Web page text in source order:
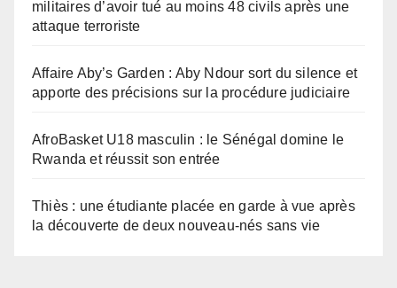
militaires d’avoir tué au moins 48 civils après une
attaque terroriste
Affaire Aby’s Garden : Aby Ndour sort du silence et
apporte des précisions sur la procédure judiciaire
AfroBasket U18 masculin : le Sénégal domine le
Rwanda et réussit son entrée
Thiès : une étudiante placée en garde à vue après
la découverte de deux nouveau-nés sans vie